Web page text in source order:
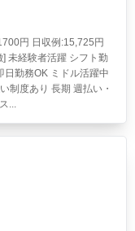
円 日収例:15,725円
未経験者活躍 シフト勤
日勤務OK ミドル活躍中
制度あり 長期 週払い・
...